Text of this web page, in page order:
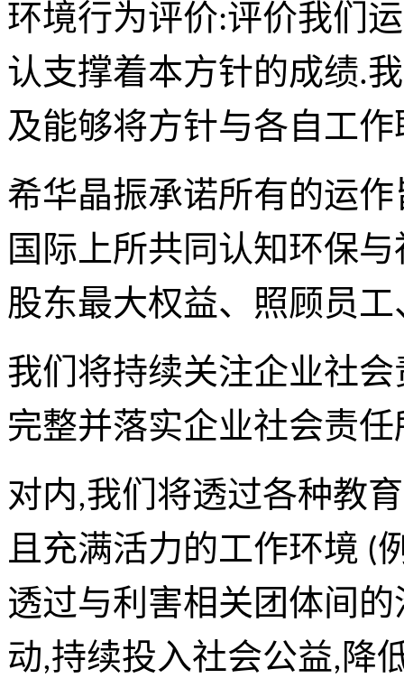
环境行为评价:评价我们
认支撑着本方针的成绩.
及能够将方针与各自工
希华晶振承诺所有的运
国际上所共同认知环保
股东最大权益、照顾员
我们将持续关注企业社
完整并落实企业社会责
对内,我们将透过各种教
且充满活力的工作环境 (
透过与利害相关团体间
动,持续投入社会公益,降